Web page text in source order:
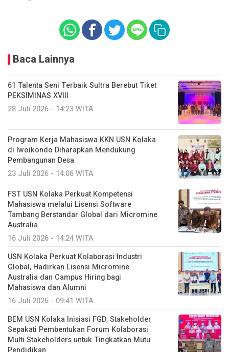
Baca Lainnya
61 Talenta Seni Terbaik Sultra Berebut Tiket
PEKSIMINAS XVIII
28 Juli 2026 - 14:23 WITA
Program Kerja Mahasiswa KKN USN Kolaka
di Iwoikondo Diharapkan Mendukung
Pembangunan Desa
23 Juli 2026 - 14:06 WITA
FST USN Kolaka Perkuat Kompetensi
Mahasiswa melalui Lisensi Software
Tambang Berstandar Global dari Micromine
Australia
16 Juli 2026 - 14:24 WITA
USN Kolaka Perkuat Kolaborasi Industri
Global, Hadirkan Lisensi Micromine
Australia dan Campus Hiring bagi
Mahasiswa dan Alumni
16 Juli 2026 - 09:41 WITA
BEM USN Kolaka Inisiasi FGD, Stakeholder
Sepakati Pembentukan Forum Kolaborasi
Multi Stakeholders untuk Tingkatkan Mutu